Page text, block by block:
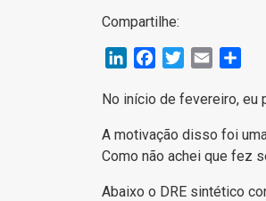
Compartilhe:
LinkedInFacebookTwitterEmail
No início de fevereiro, eu
A motivação disso foi
Como não achei que fez
Abaixo o DRE sintético